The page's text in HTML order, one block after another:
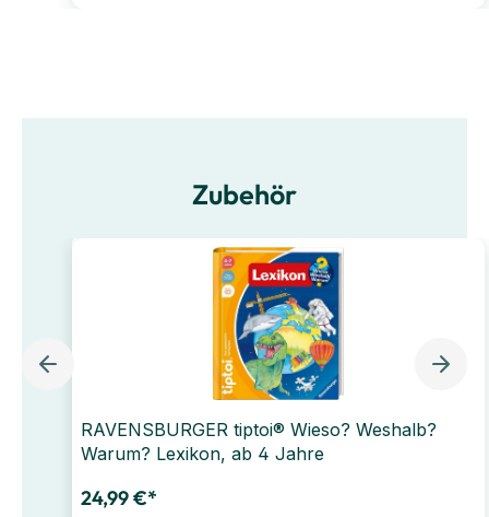
Zubehör
RAVENSBURGER tiptoi® Wieso? Weshalb?
Warum? Lexikon, ab 4 Jahre
24,99 €*